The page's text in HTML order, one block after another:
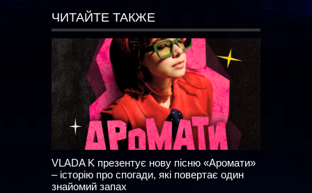
ЧИТАЙТЕ ТАКЖЕ
VLADA K презентує нову пісню «Аромати»
– історію про спогади, які повертає один
знайомий запах